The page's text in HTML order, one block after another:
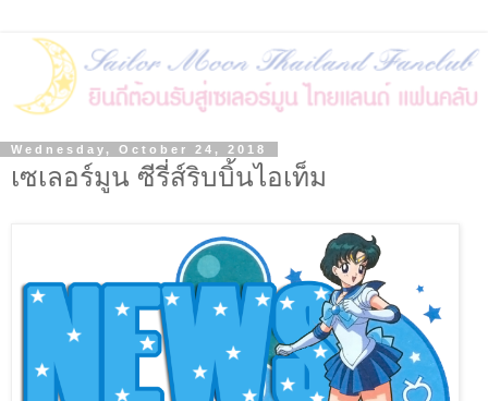
Wednesday, October 24, 2018
เซเลอร์มูน ซีรี่ส์ริบบิ้นไอเท็ม